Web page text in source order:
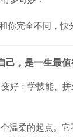
你完全不同，快
己，是一生最
好：学技能、
温柔的起点。